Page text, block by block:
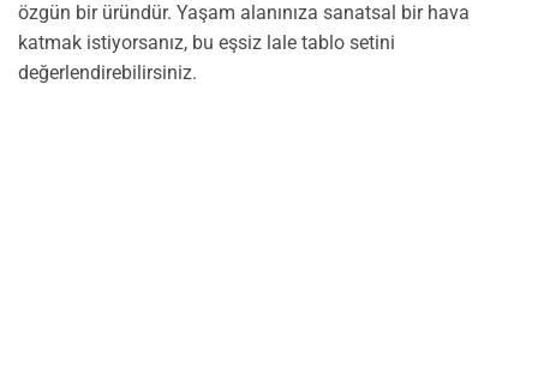
özgün bir üründür. Yaşam alanınıza sanatsal bir hava
katmak istiyorsanız, bu eşsiz lale tablo setini
değerlendirebilirsiniz.